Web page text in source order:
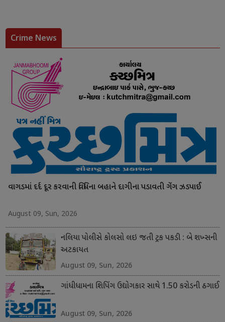
Crime News
વાગડમાં દર્દ દૂર કરવાની વિધિના બહાને દાગીના પડાવતી ગેંગ ઝડપાઈ
August 09, Sun, 2026
નલિયા પોલીસે કોલસો લઇ જતી ટ્રક પકડી : બે શખ્સની
અટકાયત
August 09, Sun, 2026
ગાંધીધામના શિપિંગ ઉદ્યોગકાર સાથે 1.50 કરોડની ઠગાઈ
August 09, Sun, 2026